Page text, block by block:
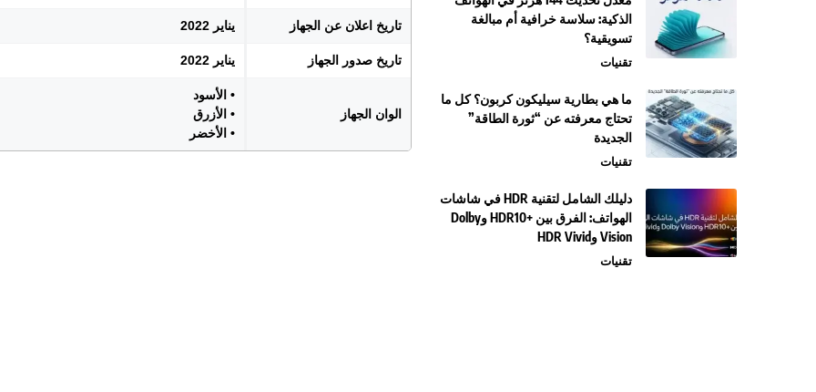
تاريخ اعلان عن الجهاز يناير 2022
تاريخ صدور الجهاز يناير 2022
الوان الجهاز
• الأسود
• الأزرق
• الأخضر
الذكية: سلاسة خرافية أم مبالغة
تسويقية؟
تقنيات
ما هي بطارية سيليكون كربون؟ كل ما
تحتاج معرفته عن “ثورة الطاقة”
الجديدة
تقنيات
دليلك الشامل لتقنية HDR في شاشات
الهواتف: الفرق بين +HDR10 وDolby
Vision وHDR Vivid
تقنيات